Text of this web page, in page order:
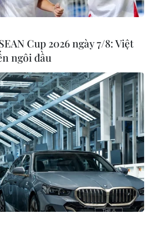
MỤC
đam mê khoa học
Nam
Chính trị về công
ở nước ngoài
Cup 2026 ngày 7/8: Việt
ngôi đầu